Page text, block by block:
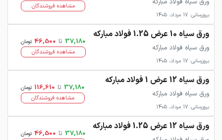
بروزرسانی: 17 مرداد، 1405
مشاهده فروشندگان
ورق سیاه 10 عرض 1.25 فولاد مبارکه
ورق سیاه فولاد مبارکه
بروزرسانی: 17 مرداد، 1405
37,180 تا 46,500 تومان
مشاهده فروشندگان
ورق سیاه 12 عرض 1 فولاد مبارکه
ورق سیاه فولاد مبارکه
بروزرسانی: 17 مرداد، 1405
37,180 تا 116,610 تومان
مشاهده فروشندگان
ورق سیاه 12 عرض 1.25 فولاد مبارکه
37,180 تا 46,500 تومان